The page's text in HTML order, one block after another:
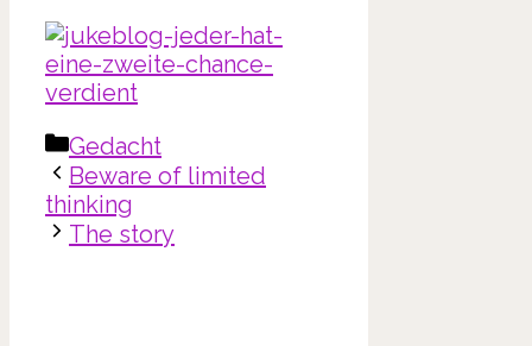
Kategorien
Gedacht
Beware of limited
thinking
The story